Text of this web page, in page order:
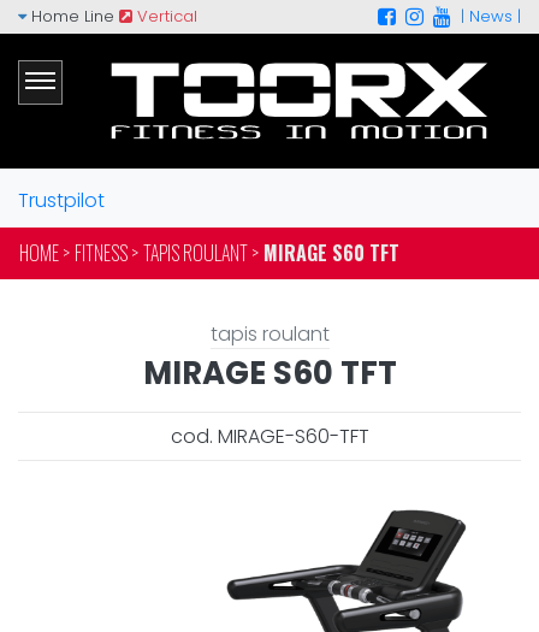
Home Line Vertical | News |
Trustpilot
HOME > FITNESS >TAPIS ROULANT > MIRAGE S60 TFT
tapis roulant
MIRAGE S60 TFT
cod. MIRAGE-S60-TFT